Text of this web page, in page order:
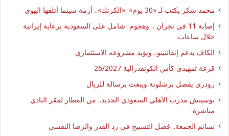
محمد شكر يكتب لـ «30 يوم»: «الكرنك».. أزمة سينما أتلفها الهوى
إصابة 11 في نجران .. وهجوم شامل على السعودية برعاية إيرانية
خلال ساعات
الكاف يدعم إنفانتينو.. ويؤيد مشروعه الاستثماري
قرعة تمهيدي كأس الكونفدرالية 26/2027
رودري يفضل برشلونة ويبعث برسالة للريال
بوسيتش مدرب الأهلي السعودي الجديد.. من المطار لمقر النادي
مباشرة
نسائم الجمعة.. فضل التسبيح في رد القدر والرضا النفسي